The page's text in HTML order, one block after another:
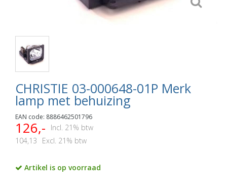
CHRISTIE 03-000648-01P Merk
lamp met behuizing
EAN code: 8886462501796
126,-
Incl. 21% btw
104,13
Excl. 21% btw
Artikel is op voorraad